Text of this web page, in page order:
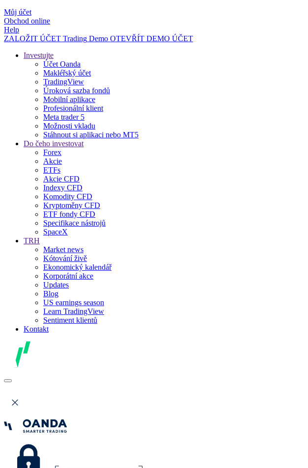
Můj účet
Obchod online
Help
ZALOŽIT ÚČET Trading Demo OTEVŘÍT DEMO ÚČET
Investujte
Účet Oanda
Makléřský účet
TradingView
Úroková sazba fondů
Mobilní aplikace
Profesionální klient
Meta trader 5
Možnosti vkladu
Stáhnout si aplikaci nebo MT5
Do čeho investovat
Forex
Akcie
ETFs
Akcie CFD
Indexy CFD
Komodity CFD
Kryptoměny CFD
ETF fondy CFD
Specifikace nástrojů
SpaceX
TRH
Market news
Kótování živě
Ekonomický kalendář
Korporátní akce
Updates
Blog
US earnings season
Learn TradingView
Sentiment klientů
Kontakt